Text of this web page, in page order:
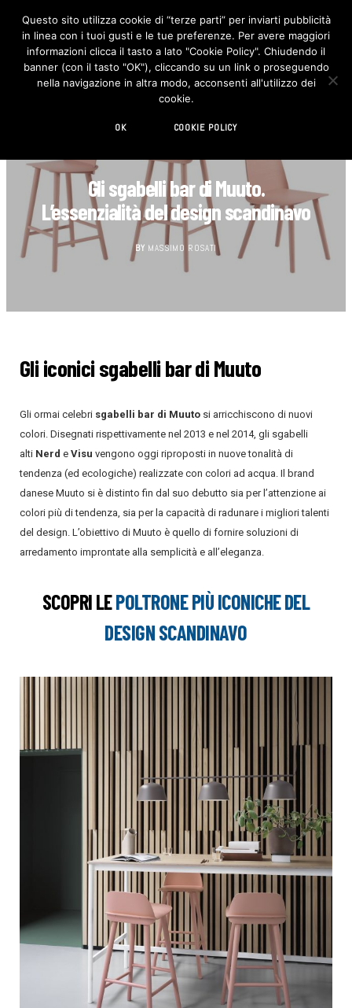
F
c
e
b
o
I
n
s
t
Gli sgabelli bar di Muuto.
L’essenzialità del design scandinavo
BY MASSIMO ROSATI
Gli iconici sgabelli bar di Muuto
Gli ormai celebri sgabelli bar di Muuto si arricchiscono di nuovi
colori. Disegnati rispettivamente nel 2013 e nel 2014, gli sgabelli
alti Nerd e Visu vengono oggi riproposti in nuove tonalità di
tendenza (ed ecologiche) realizzate con colori ad acqua. Il brand
danese Muuto si è distinto fin dal suo debutto sia per l’attenzione ai
colori più di tendenza, sia per la capacità di radunare i migliori talenti
del design. L’obiettivo di Muuto è quello di fornire soluzioni di
arredamento improntate alla semplicità e all’eleganza.
SCOPRI LEPOLTRONE PIÙ ICONICHE DEL
DESIGN SCANDINAVO
Questo sito utilizza cookie di “terze parti” per inviarti pubblicità
in linea con i tuoi gusti e le tue preferenze. Per avere maggiori
informazioni clicca il tasto a lato "Cookie Policy". Chiudendo il
banner (con il tasto "OK"), cliccando su un link o proseguendo
nella navigazione in altra modo, acconsenti all'utilizzo dei
cookie.
OK COOKIE POLICY